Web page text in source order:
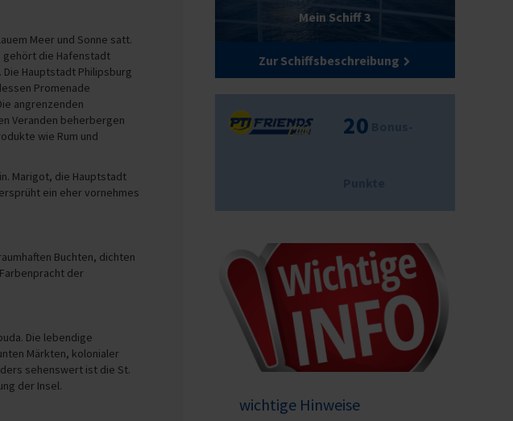
Meer und Sonne satt.
gehört die Hafenstadt
Hauptstadt Philipsburg
Promenade
angrenzenden
Veranden beherbergen
wie Rum und
Marigot, die Hauptstadt
ein eher vornehmes
Buchten, dichten
der
Die lebendige
Märkten, kolonialer
sehenswert ist die St.
der Insel.
Mein Schiff 3
Zur Schiffsbeschreibung
20
wichtige Hinweise